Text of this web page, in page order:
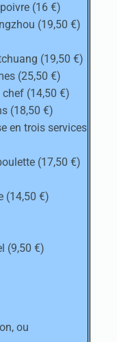
(16 €)
(19,50 €)
(19,50 €)
(25,50 €)
(14,50 €)
(18,50 €)
en trois services
(17,50 €)
(14,50 €)
(9,50 €)
ou